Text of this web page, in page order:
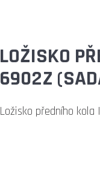
LOŽISKO
6902Z
Ložisko předního kola